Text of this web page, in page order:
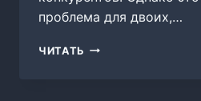
проблема для двоих,…
ЧИТАТЬ ГОРОД